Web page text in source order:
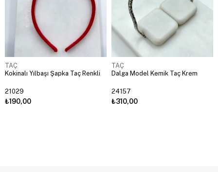
TAÇ
Kokinalı Yılbaşı Şapka Taç Renkli
21029
₺190,00
TAÇ
Dalga Model Kemik Taç Krem
24157
₺310,00